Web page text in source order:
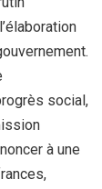
social,
à une